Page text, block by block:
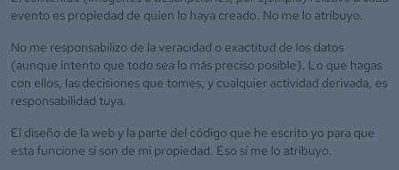
evento es propiedad de quien lo haya creado. No me lo atribuyo.
No me responsabilizo de la veracidad o exactitud de los datos
(aunque intento que todo sea lo más preciso posible). Lo que hagas
con ellos, las decisiones que tomes, y cualquier actividad derivada, es
responsabilidad tuya.
El diseño de la web y la parte del código que he escrito yo para que
esta funcione sí son de mi propiedad. Eso sí me lo atribuyo.